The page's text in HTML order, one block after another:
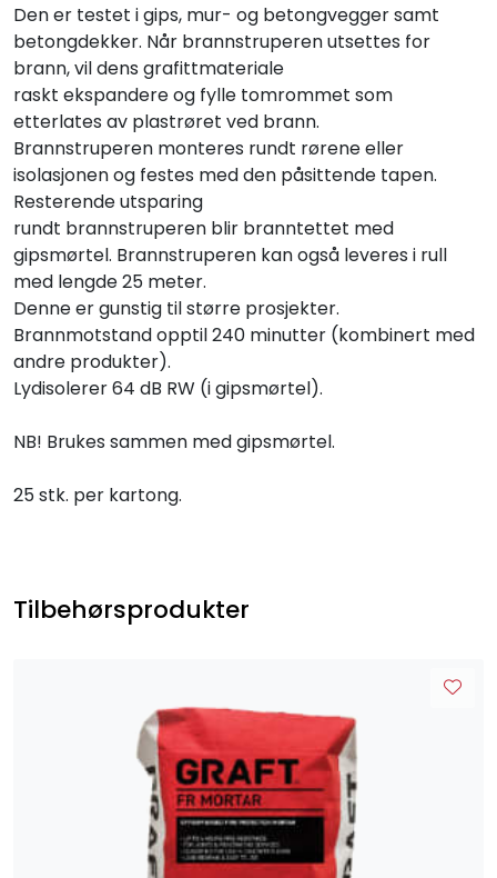
Den er testet i gips, mur- og betongvegger samt
betongdekker. Når brannstruperen utsettes for
brann, vil dens grafittmateriale
raskt ekspandere og fylle tomrommet som
etterlates av plastrøret ved brann.
Brannstruperen monteres rundt rørene eller
isolasjonen og festes med den påsittende tapen.
Resterende utsparing
rundt brannstruperen blir branntettet med
gipsmørtel. Brannstruperen kan også leveres i rull
med lengde 25 meter.
Denne er gunstig til større prosjekter.
Brannmotstand opptil 240 minutter (kombinert med
andre produkter).
Lydisolerer 64 dB RW (i gipsmørtel).
NB! Brukes sammen med gipsmørtel.
25 stk. per kartong.
Tilbehørsprodukter